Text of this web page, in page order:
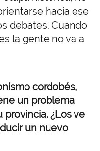
hacia ese
debates. Cuando
la gente no va a
cordobés,
un problema
¿Los ve
un nuevo